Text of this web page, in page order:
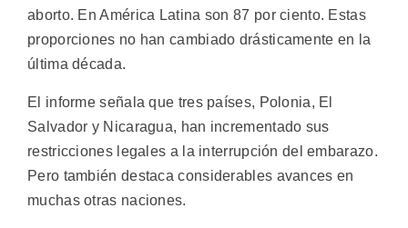
aborto. En América Latina son 87 por ciento. Estas
proporciones no han cambiado drásticamente en la
última década.
El informe señala que tres países, Polonia, El
Salvador y Nicaragua, han incrementado sus
restricciones legales a la interrupción del embarazo.
Pero también destaca considerables avances en
muchas otras naciones.